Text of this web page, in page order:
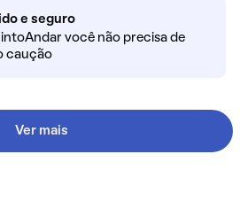
e seguro
você não precisa de
caução
Ver mais